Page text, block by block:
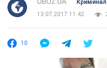
13.07.2017 11:42
10